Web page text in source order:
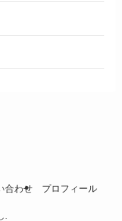
合わせ プロフィール
.